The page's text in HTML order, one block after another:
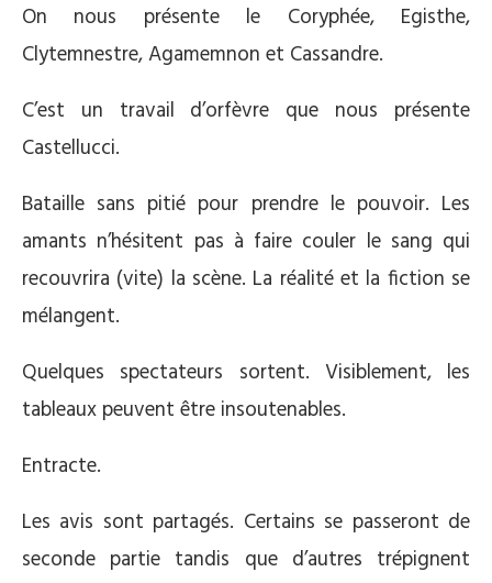
On nous présente le Coryphée, Egisthe,
Clytemnestre, Agamemnon et Cassandre.
C’est un travail d’orfèvre que nous présente
Castellucci.
Bataille sans pitié pour prendre le pouvoir. Les
amants n’hésitent pas à faire couler le sang qui
recouvrira (vite) la scène. La réalité et la fiction se
mélangent.
Quelques spectateurs sortent. Visiblement, les
tableaux peuvent être insoutenables.
Entracte.
Les avis sont partagés. Certains se passeront de
seconde partie tandis que d’autres trépignent